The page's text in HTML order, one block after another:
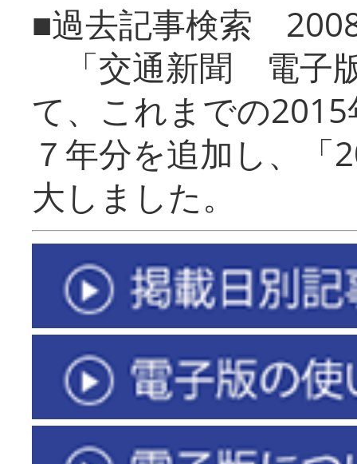
■過去記事検索
「交通新聞 電子
て、これまでの
７年分を追加し、「
大しまし